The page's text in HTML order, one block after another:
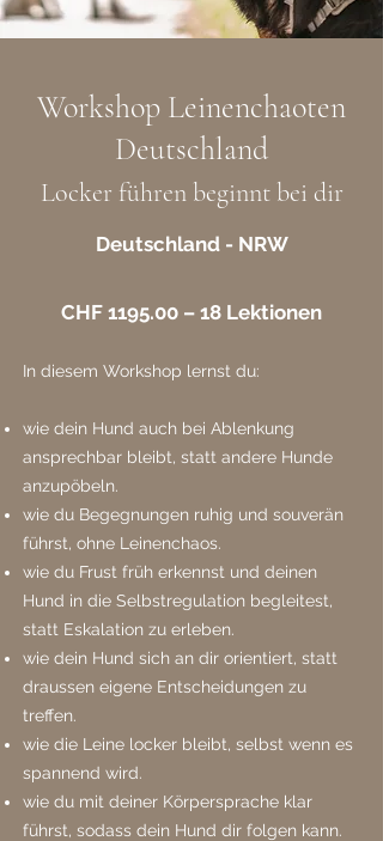
Workshop Leinenchaoten
Deutschland
Locker führen beginnt bei dir
Deutschland - NRW
CHF 1195.00 – 18 Lektionen
In diesem Workshop lernst du:
wie dein Hund auch bei Ablenkung
ansprechbar bleibt, statt andere Hunde
anzupöbeln.
wie du Begegnungen ruhig und souverän
führst, ohne Leinenchaos.
wie du Frust früh erkennst und deinen
Hund in die Selbstregulation begleitest,
statt Eskalation zu erleben.
wie dein Hund sich an dir orientiert, statt
draussen eigene Entscheidungen zu
treffen.
wie die Leine locker bleibt, selbst wenn es
spannend wird.
wie du mit deiner Körpersprache klar
führst, sodass dein Hund dir folgen kann.